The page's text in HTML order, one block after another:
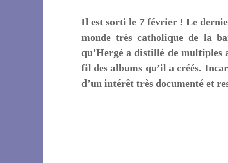
Il est sorti le 7 février ! Le
monde très catholique de la
qu’Hergé a distillé de multiples
fil des albums qu’il a créés.
d’un intérêt très documenté et